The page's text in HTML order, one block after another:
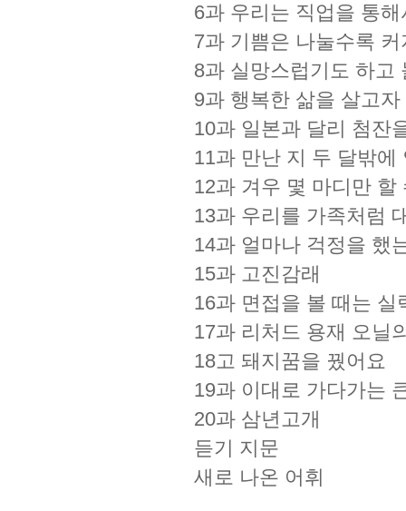
6과 우리는 직업을 통
7과 기쁨은 나눌수록
8과 실망스럽기도 하고
9과 행복한 삶을 살고
10과 일본과 달리 첨잔
11과 만난 지 두 달밖에
12과 겨우 몇 마디만 할
13과 우리를 가족처럼
14과 얼마나 걱정을 했
15과 고진감래
16과 면접을 볼 때는
17과 리처드 용재 오닐
18고 돼지꿈을 꿨어요
19과 이대로 가다가는
20과 삼년고개
듣기 지문
새로 나온 어휘